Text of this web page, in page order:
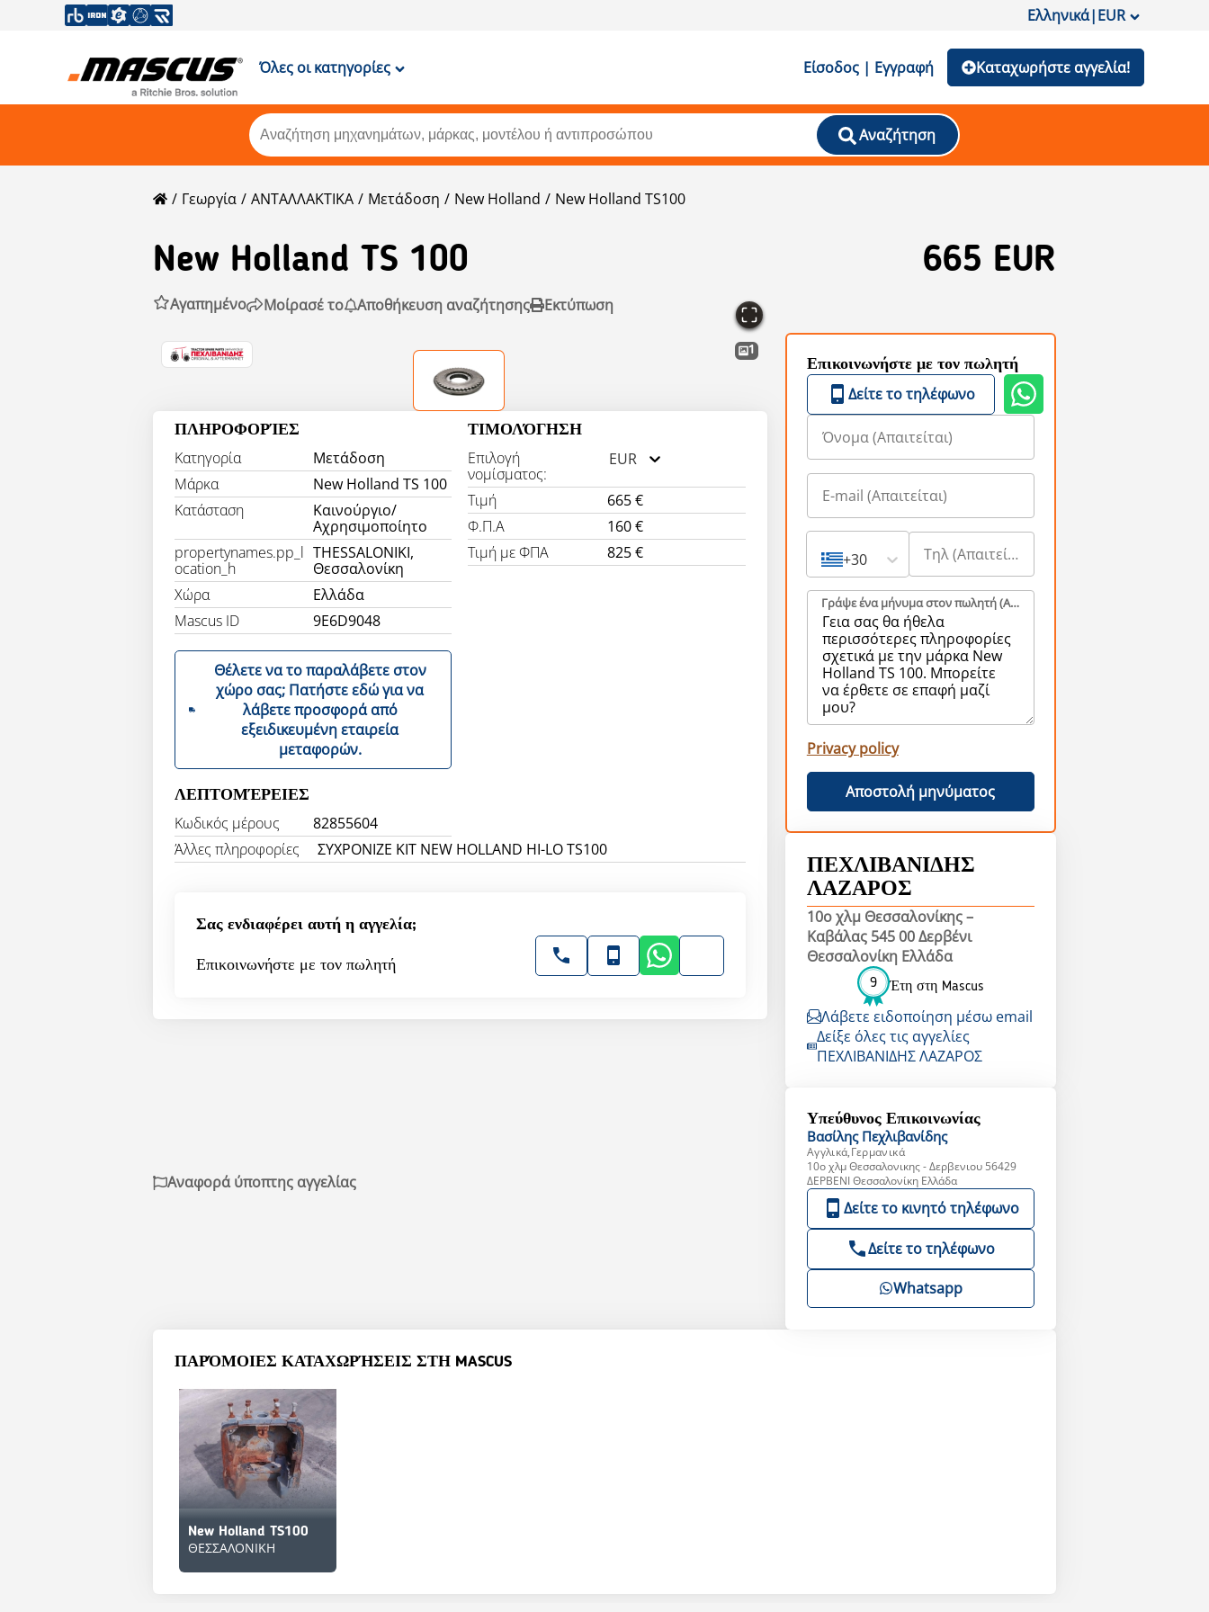
Ελληνικά|EUR
Όλες οι κατηγορίες Είσοδος | Εγγραφή Καταχωρήστε αγγελία!
Αναζήτηση
Γεωργία ΑΝΤΑΛΛΑΚΤΙΚΑ Μετάδοση New Holland New Holland TS100
New Holland TS 100 665 EUR
Αγαπημένο Μοίρασέ το Αποθήκευση αναζήτησης Εκτύπωση
1
ΠΛΗΡΟΦΟΡΊΕΣ
Κατηγορία
Μετάδοση
Μάρκα
New Holland TS 100
Κατάσταση
Καινούργιο/
Αχρησιμοποίητο
propertynames.pp_l
ocation_h
THESSALONIKI,
Θεσσαλονίκη
Χώρα
Ελλάδα
Mascus ID
9E6D9048
ΤΙΜΟΛΌΓΗΣΗ
Επιλογή
νομίσματος:
EUR
Τιμή
665 €
Φ.Π.Α
160 €
Τιμή με ΦΠΑ
825 €
Θέλετε να το παραλάβετε στον
χώρο σας; Πατήστε εδώ για να
λάβετε προσφορά από
εξειδικευμένη εταιρεία
μεταφορών.
ΛΕΠΤΟΜΈΡΕΙΕΣ
Κωδικός μέρους
82855604
Άλλες πληροφορίες
ΣΥΧΡΟΝΙΖΕ ΚΙΤ NEW HOLLAND HI-LO TS100
Σας ενδιαφέρει αυτή η αγγελία;
Επικοινωνήστε με τον πωλητή
Επικοινωνήστε με τον πωλητή
Δείτε το τηλέφωνο
+30
Γράψε ένα μήνυμα στον πωλητή (Aπαιτείται)
Privacy policy
Αποστολή μηνύματος
ΠΕΧΛΙΒΑΝΙΔΗΣ
ΛΑΖΑΡΟΣ
10ο χλμ Θεσσαλονίκης –
Καβάλας 545 00 Δερβένι
Θεσσαλονίκη Ελλάδα
9 Έτη στη Mascus
Λάβετε ειδοποίηση μέσω email
Δείξε όλες τις αγγελίες
ΠΕΧΛΙΒΑΝΙΔΗΣ ΛΑΖΑΡΟΣ
Υπεύθυνος Επικοινωνίας
Βασίλης Πεχλιβανίδης
Αγγλικά,Γερμανικά
10o χλμ Θεσσαλονικης - Δερβενιου 56429
ΔΕΡΒΕΝΙ Θεσσαλονίκη Ελλάδα
Δείτε το κινητό τηλέφωνο
Δείτε το τηλέφωνο
Whatsapp
Αναφορά ύποπτης αγγελίας
ΠΑΡΌΜΟΙΕΣ ΚΑΤΑΧΩΡΉΣΕΙΣ ΣΤΗ MASCUS
New Holland TS100
ΘΕΣΣΑΛΟΝΙΚΗ